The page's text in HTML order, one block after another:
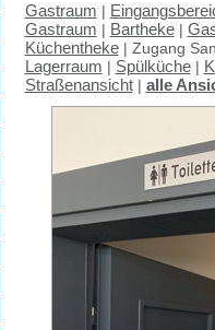
Gastraum
Gastraum
Bartheke|
Küchentheke| Zugang
Lagerraum Spülküche|
Straßenansicht| alle